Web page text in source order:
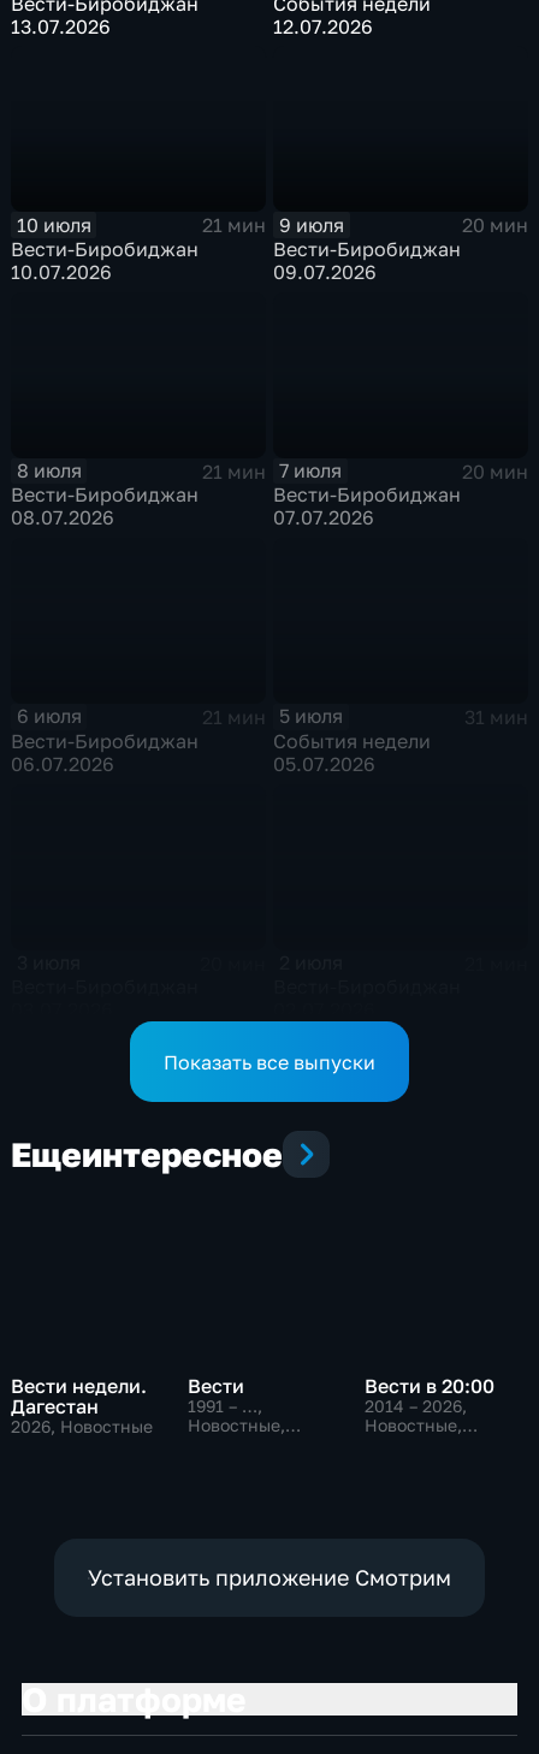
13.07.2026
12.07.2026
10 июля
21 мин
Вести-Биробиджан
10.07.2026
9 июля
20 мин
Вести-Биробиджан
09.07.2026
8 июля
21 мин
Вести-Биробиджан
08.07.2026
7 июля
20 мин
Вести-Биробиджан
07.07.2026
6 июля
21 мин
Вести-Биробиджан
06.07.2026
5 июля
31 мин
События недели
05.07.2026
Показать все выпуски
Ещеинтересное
Вести недели.
Дагестан
2026, Новостные
Вести
1991 – …,
Новостные,
Вести в 20:00
2014 – 2026,
Новостные,
Установить приложение Смотрим